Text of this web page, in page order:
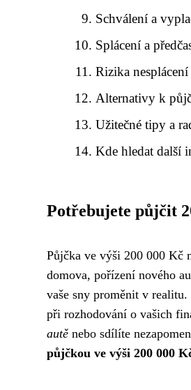
Schválení a
Splácení a
Rizika
Alternativy k
Užitečné tipy a
Kde hledat další
Potřebujete půjčit
Půjčka ve výši 200 000 Kč
domova, pořízení nového
vaše sny proměnit v realitu.
při rozhodování o vašich
autě nebo sdílíte
půjčkou ve výši 200 000